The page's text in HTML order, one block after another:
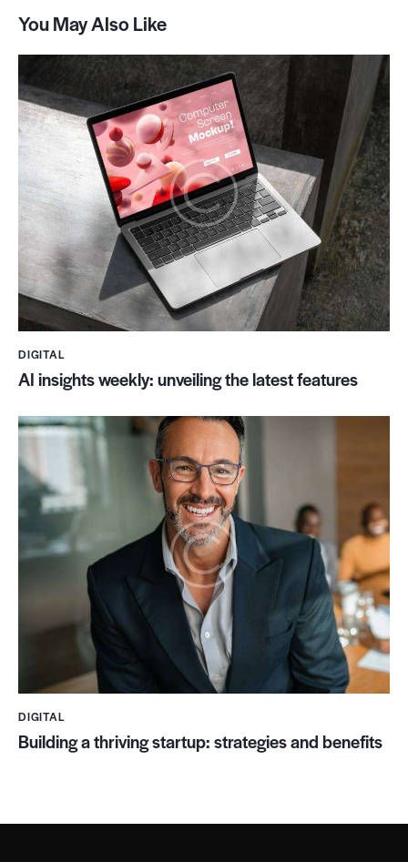
You May Also Like
DIGITAL
AI insights weekly: unveiling the latest features
DIGITAL
Building a thriving startup: strategies and benefits